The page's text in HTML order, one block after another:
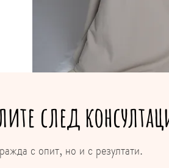
след
с опит, но и с резултати.